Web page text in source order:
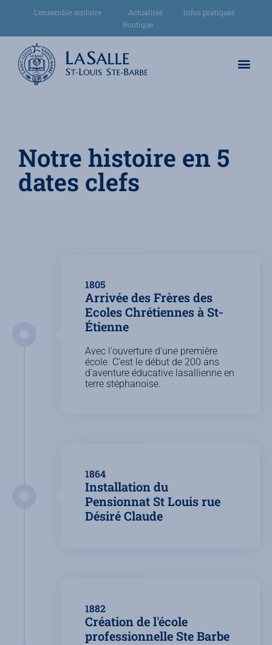
L’ensemble scolaire Actualités
Infos pratiques
Boutique
Notre histoire en 5
dates clefs
1805
Arrivée des Frères des
Ecoles Chrétiennes à St-
Étienne
Avec l'ouverture d'une première
école. C'est le début de 200 ans
d'aventure éducative lasallienne en
terre stéphanoise.
1864
Installation du
Pensionnat St Louis rue
Désiré Claude
1882
Création de l'école
professionnelle Ste Barbe